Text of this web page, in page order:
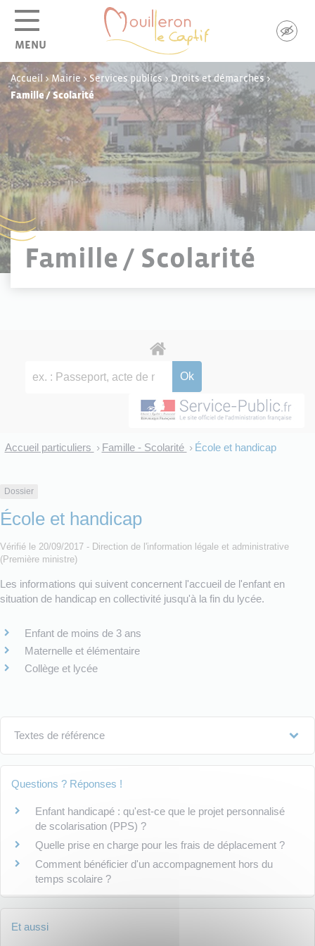
MENU
Accueil >Mairie> Services publics>Droits et démarches>
Famille / Scolarité
Famille / Scolarité
Accueil particuliers > Famille - Scolarité > École et handicap
Dossier
École et handicap
Vérifié le 20/09/2017 - Direction de l'information légale et administrative
(Première ministre)
Les informations qui suivent concernent l'accueil de l'enfant en
situation de handicap en collectivité jusqu'à la fin du lycée.
Enfant de moins de 3 ans
Maternelle et élémentaire
Collège et lycée
Textes de référence
Questions ? Réponses !
Enfant handicapé : qu'est-ce que le projet personnalisé
de scolarisation (PPS) ?
Quelle prise en charge pour les frais de déplacement ?
Comment bénéficier d'un accompagnement hors du
temps scolaire ?
Et aussi
Panneau de gestion des cookies